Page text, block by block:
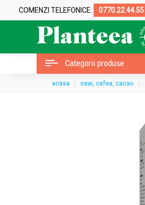
COMENZI TELEFONICE: 0770.22.44.55
Categorii produse
acasa ceai, cafea, cacao